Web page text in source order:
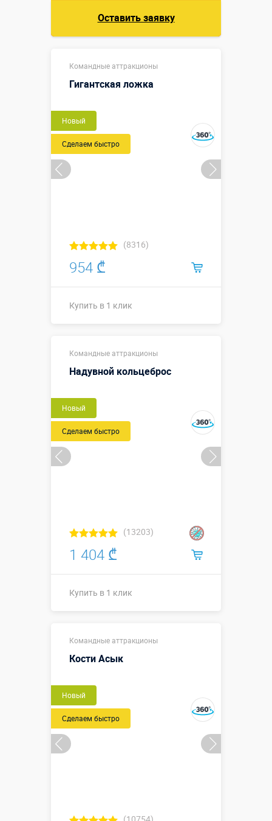
Оставить заявку
Командные аттракционы
Гигантская ложка
Новый
Сделаем быстро
(8316)
954 ₾
Купить в 1 клик
Размеры, м:
0,55 м
Больше деталей →
Командные аттракционы
Надувной кольцеброс
Новый
Сделаем быстро
(13203)
1 404 ₾
Купить в 1 клик
Размеры, м:
↕2,1 м.
Больше деталей →
Командные аттракционы
Кости Асык
Новый
Сделаем быстро